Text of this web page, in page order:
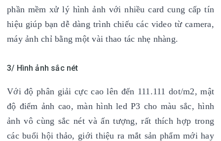
phần mềm xử lý hình ảnh với nhiều card cung cấp tín
hiệu giúp bạn dễ dàng trình chiếu các video từ camera,
máy ảnh chỉ bằng một vài thao tác nhẹ nhàng.
3/ Hình ảnh sắc nét
Với độ phân giải cực cao lên đến 111.111 dot/m2, mật
độ điểm ảnh cao, màn hình led P3 cho màu sắc, hình
ảnh vô cùng sắc nét và ấn tượng, rất thích hợp trong
các buổi hội thảo, giới thiệu ra mắt sản phẩm mới hay